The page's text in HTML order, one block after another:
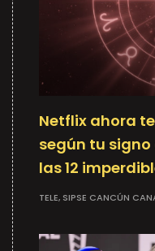
Netflix ahora
según tu
las 12
TELE, SIPSE CANCÚN